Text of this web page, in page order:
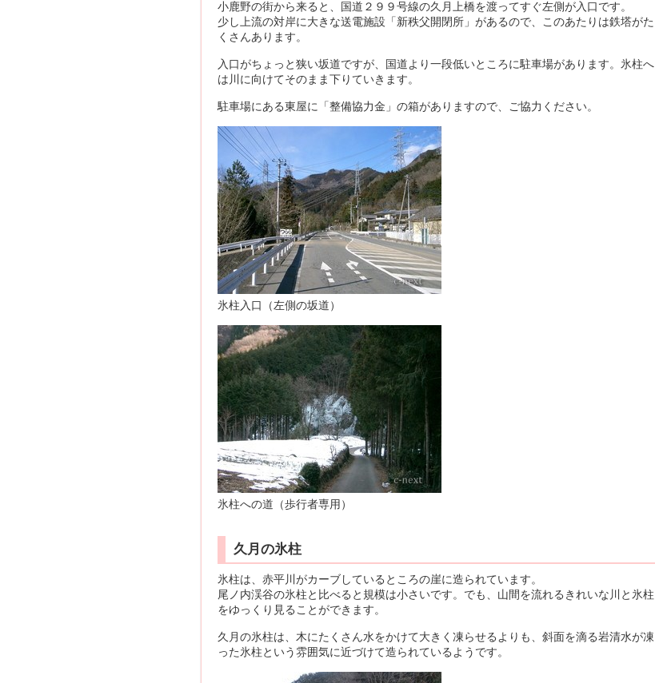
小鹿野の街から来ると、国道２９９号線の久月上橋を渡ってすぐ左側が入口です。
少し上流の対岸に大きな送電施設「新秩父開閉所」があるので、このあたりは鉄塔がた
くさんあります。
入口がちょっと狭い坂道ですが、国道より一段低いところに駐車場があります。氷柱へ
は川に向けてそのまま下りていきます。
駐車場にある東屋に「整備協力金」の箱がありますので、ご協力ください。
氷柱入口（左側の坂道）
氷柱への道（歩行者専用）
久月の氷柱
氷柱は、赤平川がカーブしているところの崖に造られています。
尾ノ内渓谷の氷柱と比べると規模は小さいです。でも、山間を流れるきれいな川と氷柱
をゆっくり見ることができます。
久月の氷柱は、木にたくさん水をかけて大きく凍らせるよりも、斜面を滴る岩清水が凍
った氷柱という雰囲気に近づけて造られているようです。